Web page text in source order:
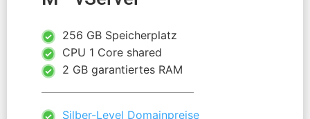
256 GB Speicherplatz
CPU 1 Core shared
2 GB garantiertes RAM
Silber-Level Domainpreise